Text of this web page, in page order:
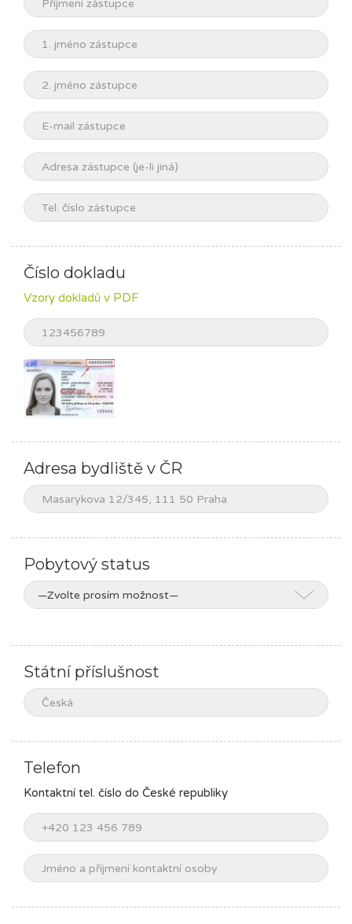
Číslo dokladu
Vzory dokladů v PDF
Adresa bydliště v ČR
Pobytový status
Státní příslušnost
Telefon
Kontaktní tel. číslo do České republiky